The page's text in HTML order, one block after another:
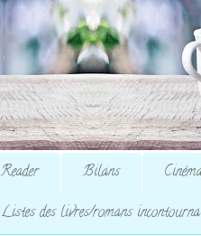
Reader Bilans
Listes des livres/romans